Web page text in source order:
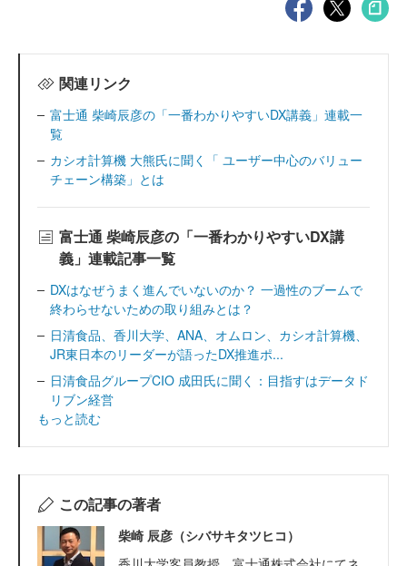
関連リンク
富士通 柴崎辰彦の「一番わかりやすいDX講義」連載一
覧
カシオ計算機 大熊氏に聞く「 ユーザー中心のバリュー
チェーン構築」とは
富士通 柴崎辰彦の「一番わかりやすいDX講
義」連載記事一覧
DXはなぜうまく進んでいないのか？ 一過性のブームで
終わらせないための取り組みとは？
日清食品、香川大学、ANA、オムロン、カシオ計算機、
JR東日本のリーダーが語ったDX推進ポ...
日清食品グループCIO 成田氏に聞く：目指すはデータド
リブン経営
もっと読む
この記事の著者
柴崎 辰彦（シバサキタツヒコ）